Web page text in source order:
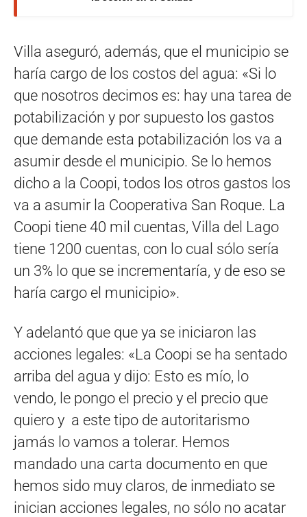
Villa aseguró, además, que el municipio se
haría cargo de los costos del agua: «Si lo
que nosotros decimos es: hay una tarea de
potabilización y por supuesto los gastos
que demande esta potabilización los va a
asumir desde el municipio. Se lo hemos
dicho a la Coopi, todos los otros gastos los
va a asumir la Cooperativa San Roque. La
Coopi tiene 40 mil cuentas, Villa del Lago
tiene 1200 cuentas, con lo cual sólo sería
un 3% lo que se incrementaría, y de eso se
haría cargo el municipio».
Y adelantó que que ya se iniciaron las
acciones legales: «La Coopi se ha sentado
arriba del agua y dijo: Esto es mío, lo
vendo, le pongo el precio y el precio que
quiero y a este tipo de autoritarismo
jamás lo vamos a tolerar. Hemos
mandado una carta documento en que
hemos sido muy claros, de inmediato se
inician acciones legales, no sólo no acatar